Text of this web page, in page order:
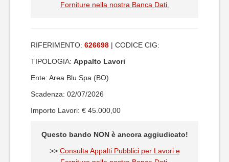
Forniture nella nostra Banca Dati.
RIFERIMENTO: 626698 | CODICE CIG:
TIPOLOGIA: Appalto Lavori
Ente: Area Blu Spa (BO)
Scadenza: 02/07/2026
Importo Lavori: € 45.000,00
Questo bando NON è ancora aggiudicato!
>> Consulta Appalti Pubblici per Lavori e